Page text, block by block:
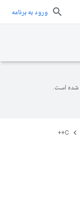
ورود به برنامه
شده است.
C++